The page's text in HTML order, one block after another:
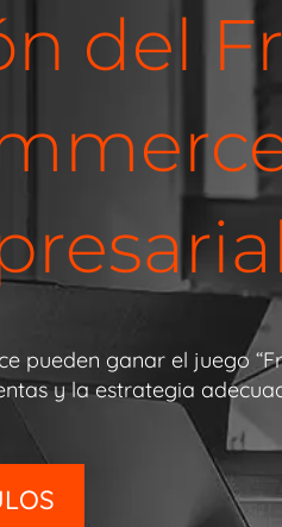
del
pueden ganar el juego
y la estrategia